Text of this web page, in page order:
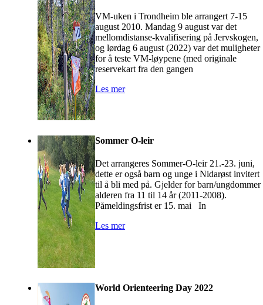
VM-uken i Trondheim ble arrangert 7-15
august 2010. Mandag 9 august var det
mellomdistanse-kvalifisering på Jervskogen,
og lørdag 6 august (2022) var det muligheter
for å teste VM-løypene (med originale
reservekart fra den gangen
Les mer
Sommer O-leir
Det arrangeres Sommer-O-leir 21.-23. juni,
dette er også barn og unge i Nidarøst invitert
til å bli med på. Gjelder for barn/ungdommer
alderen fra 11 til 14 år (2011-2008).
Påmeldingsfrist er 15. mai In
Les mer
World Orienteering Day 2022